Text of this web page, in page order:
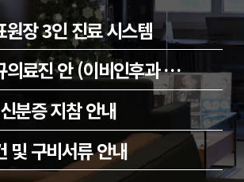
원장 3인 진료 시스템
의료진 안 (이비인후과 …
분증 지참 안내
및 구비서류 안내